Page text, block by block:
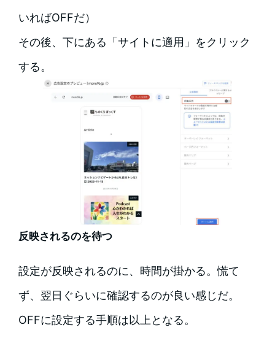
いればOFFだ）
その後、下にある「サイトに適用」をクリック
する。
反映されるのを待つ
設定が反映されるのに、時間が掛かる。慌て
ず、翌日ぐらいに確認するのが良い感じだ。
OFFに設定する手順は以上となる。